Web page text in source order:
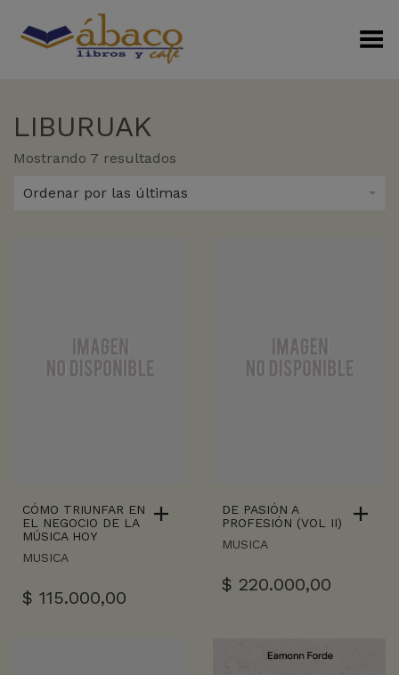
Menú Alterno
LIBURUAK
Mostrando 7 resultados
Ordenar por las últimas
CÓMO TRIUNFAR EN
EL NEGOCIO DE LA
MÚSICA HOY
MUSICA
$ 115.000,00
DE PASIÓN A
PROFESIÓN (VOL II)
MUSICA
$ 220.000,00